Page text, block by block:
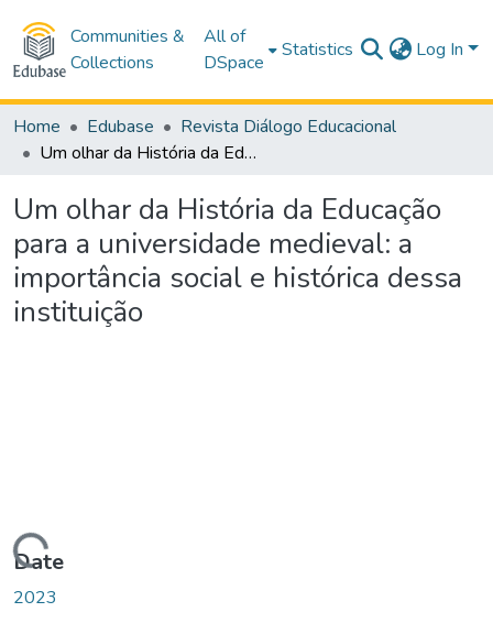
Communities &
Collections
All of
DSpace
Statistics Log In
Home Edubase
Revista Diálogo Educacional
Um olhar da História da Educação para a universidade medieval: a importância social e histórica dessa instituição
Um olhar da História da Educação
para a universidade medieval: a
importância social e histórica dessa
instituição
Date
2023